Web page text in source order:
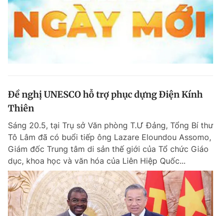
Đề nghị UNESCO hỗ trợ phục dựng Điện Kính
Thiên
Sáng 20.5, tại Trụ sở Văn phòng T.Ư Đảng, Tổng Bí thư
Tô Lâm đã có buổi tiếp ông Lazare Eloundou Assomo,
Giám đốc Trung tâm di sản thế giới của Tổ chức Giáo
dục, khoa học và văn hóa của Liên Hiệp Quốc...